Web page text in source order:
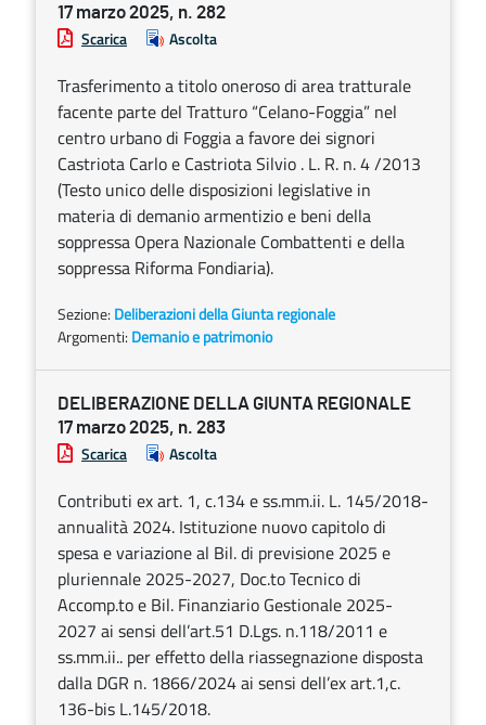
17 marzo 2025, n. 282
Scarica Ascolta
Trasferimento a titolo oneroso di area tratturale
facente parte del Tratturo “Celano-Foggia” nel
centro urbano di Foggia a favore dei signori
Castriota Carlo e Castriota Silvio . L. R. n. 4 /2013
(Testo unico delle disposizioni legislative in
materia di demanio armentizio e beni della
soppressa Opera Nazionale Combattenti e della
soppressa Riforma Fondiaria).
Sezione: Deliberazioni della Giunta regionale
Argomenti: Demanio e patrimonio
DELIBERAZIONE DELLA GIUNTA REGIONALE
17 marzo 2025, n. 283
Scarica Ascolta
Contributi ex art. 1, c.134 e ss.mm.ii. L. 145/2018-
annualità 2024. Istituzione nuovo capitolo di
spesa e variazione al Bil. di previsione 2025 e
pluriennale 2025-2027, Doc.to Tecnico di
Accomp.to e Bil. Finanziario Gestionale 2025-
2027 ai sensi dell’art.51 D.Lgs. n.118/2011 e
ss.mm.ii.. per effetto della riassegnazione disposta
dalla DGR n. 1866/2024 ai sensi dell’ex art.1,c.
136-bis L.145/2018.